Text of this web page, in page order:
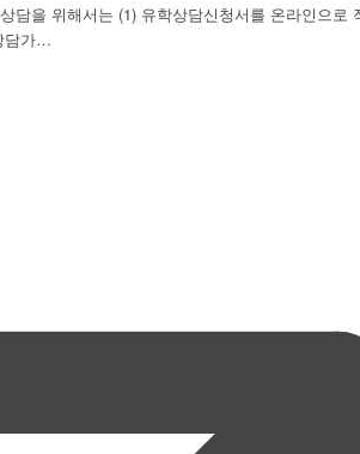
담을 위해서는 (1) 유학상담신청서를 온라인으로
담가…